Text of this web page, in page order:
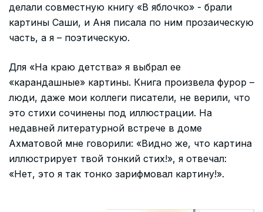
делали совместную книгу «В яблочко» - брали
картины Саши, и Аня писала по ним прозаическую
часть, а я – поэтическую.
Для «На краю детства» я выбрал ее
«карандашные» картины. Книга произвела фурор –
люди, даже мои коллеги писатели, не верили, что
это стихи сочинены под иллюстрации. На
недавней литературной встрече в доме
Ахматовой мне говорили: «Видно же, что картина
иллюстрирует твой тонкий стих!», я отвечал:
«Нет, это я так тонко зарифмовал картину!».